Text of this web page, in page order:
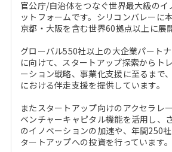
年齢と年収の相関図
官公庁/自治体をつなぐ世界最大級のイ
ットフォームです。シリコンバレーに
京都・大阪を含む世界60拠点以上に展
グローバル550社以上の大企業パート
に向けて、スタートアップ探索からト
ーション戦略、事業化支援に至るまで
における伴走支援を提供しています。
またスタートアップ向けのアクセラレ
ベンチャーキャピタル機能を活用し、
のイノベーションの加速や、年間250
タートアップへの投資を行っています。